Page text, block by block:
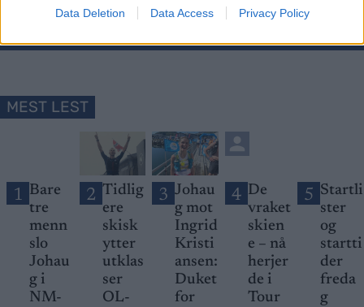
Data Deletion Data Access Privacy Policy
Meld deg på
MEST LEST
1 Bare
tre
menn
slo
Johau
g i
NM-
2 Tidlig
ere
skisk
ytter
utklas
ser
OL-
3 Johau
g mot
Ingrid
Kristi
ansen:
Duket
for
4 De
vraket
skien
e – nå
herjer
de i
Tour
5 Startli
ster
og
startti
der
freda
g